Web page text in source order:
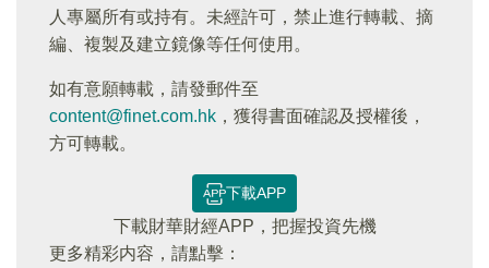
人專屬所有或持有。未經許可，禁止進行轉載、摘
編、複製及建立鏡像等任何使用。
如有意願轉載，請發郵件至
content@finet.com.hk ，獲得書面確認及授權後，
方可轉載。
下載APP
下載財華財經APP，把握投資先機
更多精彩内容，請點擊：